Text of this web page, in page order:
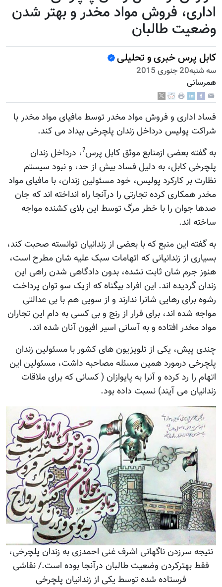
اداری، فروش مواد مخدر و بهتر شدن
وضعیت طالبان
کابل پرس خبری و تحلیلی
سه شنبه20 جنوری 2015
همرسانی
فساد اداری و فروش مواد مخدر توسط مافیای مواد مخدر با
شراکت پولیس درداخل زندان پلچرخی بیداد می کند.
به گفته بعضی ازمنابع موثق کابل پرس?، درداخل زندان
پلچرخی کابل، به دلیل فساد بیش از حد، و نبود سیستم
نظارت بر کارکرد پولیس، خود مسئولین زندان، با مافیای مواد
مخدر همکاری کرده تجارتی را درآنجا راه انداخته اند که جان
صدها جوان را با خطر مرگ توسط این بلای کشنده مواجه
ساخته اند.
به گفته این منبع که با بعضی از زندانیان توانسته صحبت کند،
بسیاری از زندانیانی که اتهامات سبک علیه شان مطرح است،
هنوز جرم شان ثابت نشده، بدون دادگاهی شدن راهی این
زندان گردیده اند. این افراد بیگناه که ازیک سو توان پرداخت
رشوه برای رهایی شانرا ندارند و از سویی هم با بی عدالتی
مواجه شده اند، برای فرار از رنج و بی کسی به دام این تجاران
مواد مخدر افتاده و به آسانی اسیر افیون آنان شده اند.
چندی پیش، یکی از تلویزیون های کشور با مسئولین زندان
پلچرخی درمورد همین مسئله مصاحبه داشت، مسئولین این
اتهام را رد کرده و آنرا به پایوازان ( کسانی که برای ملاقات
زندانیان می آیند) نسبت داده بود.
نتیجه سرزدن ناگهانی اشرف غنی احمدزی به زندان پلچرخی،
فقط بهترکردن وضعیت طالبان درآنجا بوده است./ نقاشی
فرستاده شده توسط یکی از زندانیان پلچرخی